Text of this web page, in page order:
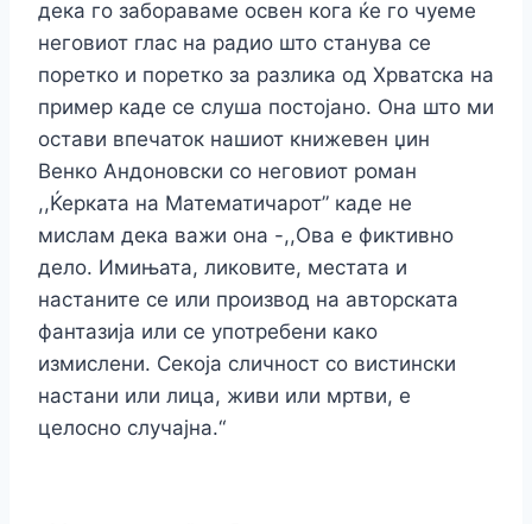
дека го забораваме освен кога ќе го чуеме
неговиот глас на радио што станува се
поретко и поретко за разлика од Хрватска на
пример каде се слуша постојано. Она што ми
остави впечаток нашиот книжевен џин
Венко Андоновски со неговиот роман
,,Ќерката на Математичарот” каде не
мислам дека важи она -,,Ова е фиктивно
дело. Имињата, ликовите, местата и
настаните се или производ на авторската
фантазија или се употребени како
измислени. Секоја сличност со вистински
настани или лица, живи или мртви, е
целосно случајна.“